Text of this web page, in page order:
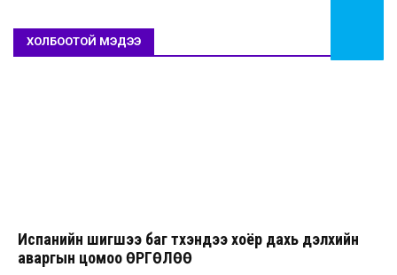
ХОЛБООТОЙ МЭДЭЭ
Испанийн шигшээ баг түүхэндээ хоёр дахь дэлхийн
аваргын цомоо ӨРГӨЛӨӨ